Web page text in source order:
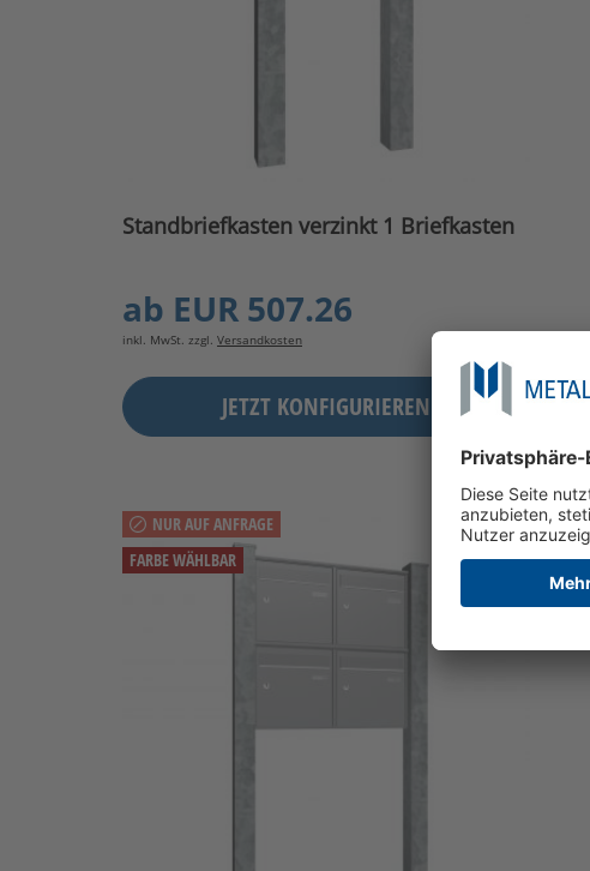
Standbriefkasten verzinkt 1 Briefkasten
ab EUR 507.26
inkl. MwSt. zzgl. Versandkosten
JETZT KONFIGURIEREN
NUR AUF ANFRAGE
FARBE WÄHLBAR